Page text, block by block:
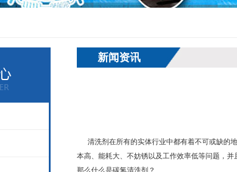
新闻资讯
清洗剂在所有的实体行业中都有着不可或缺的
本高、能耗大、不妨锈以及工作效率低等问题，
那么什么是碳氢清洗剂？